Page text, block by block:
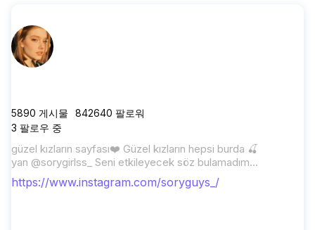
5890 게시물 842640 팔로워
3 팔로우 중
güzel kızların sayfası❤️ Güzel kızların hepsi burda 🍒
yan @sorygirlss_ Seni etkileyecek söz bulamadım
ama T5k1p etsen amacıma ulaşırım
https://www.instagram.com/soryguys_/